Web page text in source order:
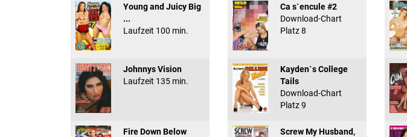
Young and Juicy Big
...
Laufzeit 100 min.
Johnnys Vision
Laufzeit 135 min.
Fire Down Below
Ca s`encule #2
Download-Chart
Platz 8
Kayden`s College
Tails
Download-Chart
Platz 9
Screw My Husband,